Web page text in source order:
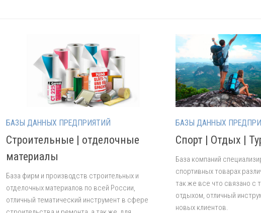
БАЗЫ ДАННЫХ ПРЕДПРИЯТИЙ
Строительные | отделочные
материалы
База фирм и производств строительных и
отделочных материалов по всей России,
отличный тематический инструмент в сфере
БАЗЫ ДАННЫХ
Спорт | Отдых |
База компаний
спортивных товарах
так же все что связано с
отдыхом, отличный
новых клиентов.